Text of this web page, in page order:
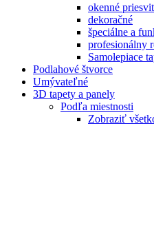
okenné
dekoračné
špeciálne a
profesionálny
Samolepiace
Podlahové štvorce
Umývateľné
3D tapety a panely
Podľa miestnosti
Zobraziť